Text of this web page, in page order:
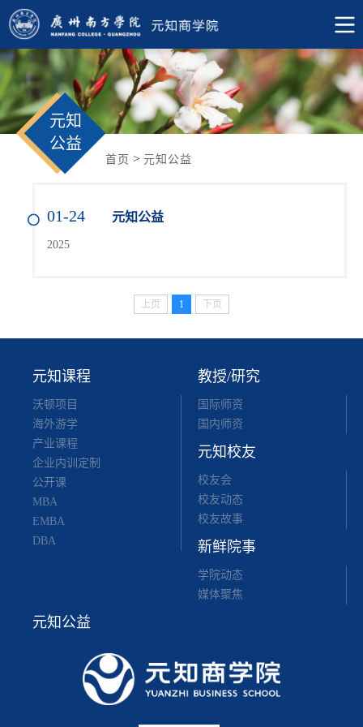
元知
公益
首页 > 元知公益
01-24
2025
元知公益
上页 1 下页
元知课程
沃顿项目
海外游学
产业课程
企业内训定制
公开课
MBA
EMBA
DBA
教授/研究
国际师资
国内师资
元知校友
校友会
校友动态
校友故事
新鲜院事
学院动态
媒体聚焦
元知公益